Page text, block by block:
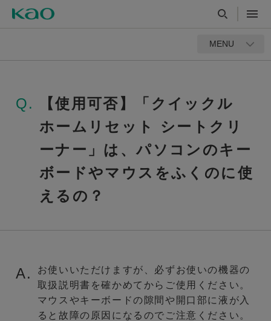
MENU
Q.
【使用可否】「クイックル
ホームリセット シートクリ
ーナー」は、パソコンのキー
ボードやマウスをふくのに使
えるの？
A.
お使いいただけますが、必ずお使いの機器の
取扱説明書を確かめてからご使用ください。
マウスやキーボードの隙間や開口部に液が入
ると故障の原因になるのでご注意ください。